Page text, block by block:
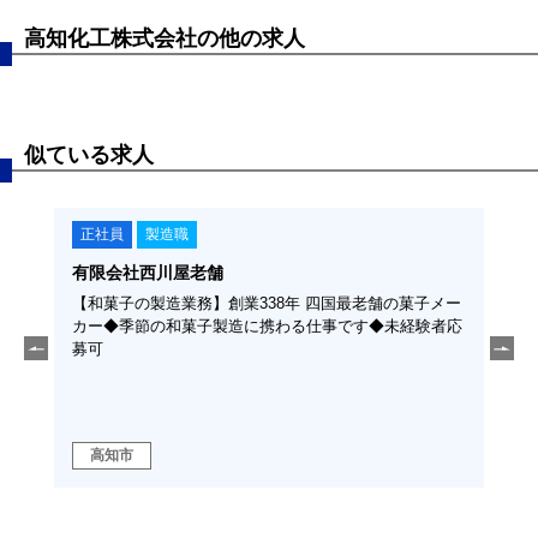
高知化工株式会社の他の求人
似ている求人
正社員 製造職
有限会社西川屋老舗
【和菓子の製造業務】創業338年 四国最老舗の菓子メー
カー◆季節の和菓子製造に携わる仕事です◆未経験者応
募可
高知市
機械